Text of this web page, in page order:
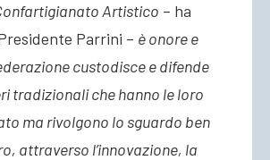
Artistico – ha
Parrini – è onore e
custodisce e difende
tradizionali che hanno le loro
ma rivolgono lo sguardo ben
attraverso l’innovazione, la